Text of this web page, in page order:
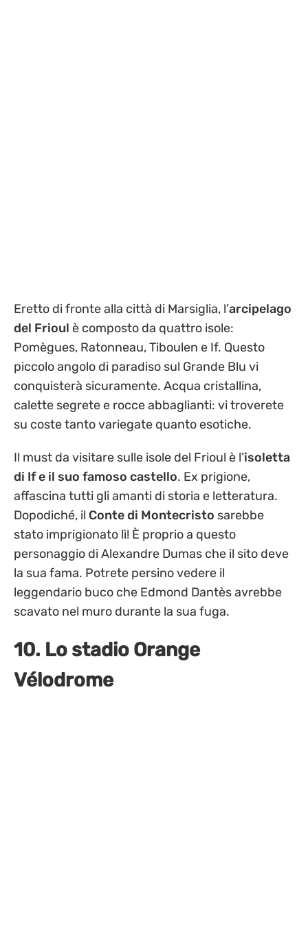
Eretto di fronte alla città di Marsiglia, l’arcipelago
del Frioul è composto da quattro isole:
Pomègues, Ratonneau, Tiboulen e If. Questo
piccolo angolo di paradiso sul Grande Blu vi
conquisterà sicuramente. Acqua cristallina,
calette segrete e rocce abbaglianti: vi troverete
su coste tanto variegate quanto esotiche.
Il must da visitare sulle isole del Frioul è l’isoletta
di If e il suo famoso castello. Ex prigione,
affascina tutti gli amanti di storia e letteratura.
Dopodiché, il Conte di Montecristo sarebbe
stato imprigionato lì! È proprio a questo
personaggio di Alexandre Dumas che il sito deve
la sua fama. Potrete persino vedere il
leggendario buco che Edmond Dantès avrebbe
scavato nel muro durante la sua fuga.
10. Lo stadio Orange
Vélodrome